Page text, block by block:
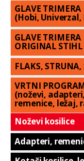
GLAVE TRIMERA
(Hobi, Univerzal,
GLAVE TRIMERA
ORIGINAL
FLAKS,
VRTNI
(noževi,
remenice, ležaj,
Noževi kosilice
Adapteri,